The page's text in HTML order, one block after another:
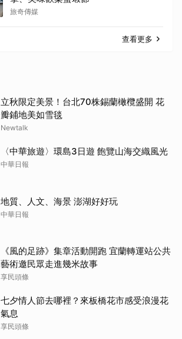
旅奇傳媒
查看更多
立秋限定美景！台北70株錫蘭橄欖盛開 花
瓣鋪地美如雪毯
Newtalk
〈中華旅遊〉環島3日遊 飽覽山海交織風光
中華日報
地質、人文、海景 澎湖好好玩
中華日報
《風的足跡》集章活動開跑 宜蘭轉運站公共
藝術邀民眾走進幾米故事
享民頭條
七夕情人節去哪裡？來板橋花市感受浪漫花
氣息
享民頭條